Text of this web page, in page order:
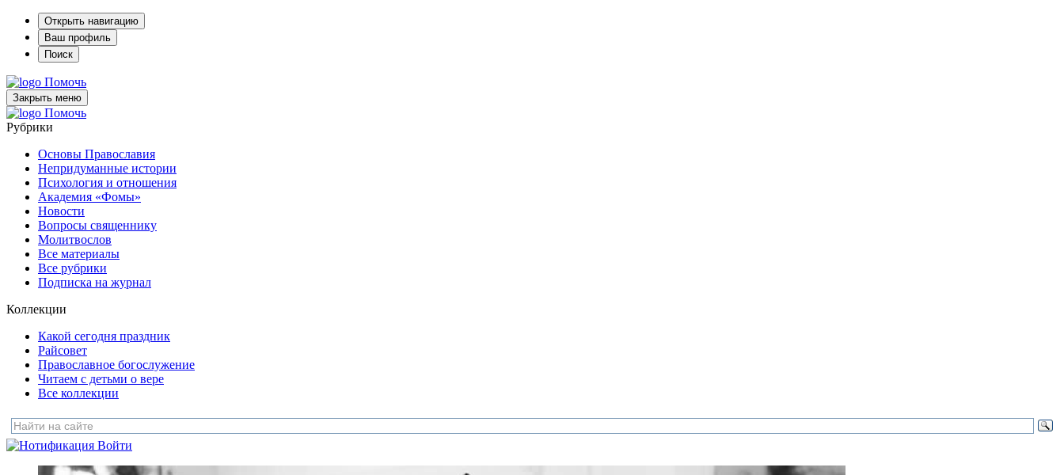
Открыть навигацию
Ваш профиль
Поиск
Помочь
Закрыть меню
Помочь
Рубрики
Основы Православия
Непридуманные истории
Психология и отношения
Академия «Фомы»
Новости
Вопросы священнику
Молитвослов
Все материалы
Все рубрики
Подписка на журнал
Коллекции
Какой сегодня праздник
Райсовет
Православное богослужение
Читаем с детьми о вере
Все коллекции
Войти